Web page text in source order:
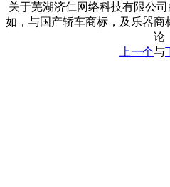
关于芜湖济仁网络科技有限公
如，与国产轿车商标，及乐器
论
上一个与